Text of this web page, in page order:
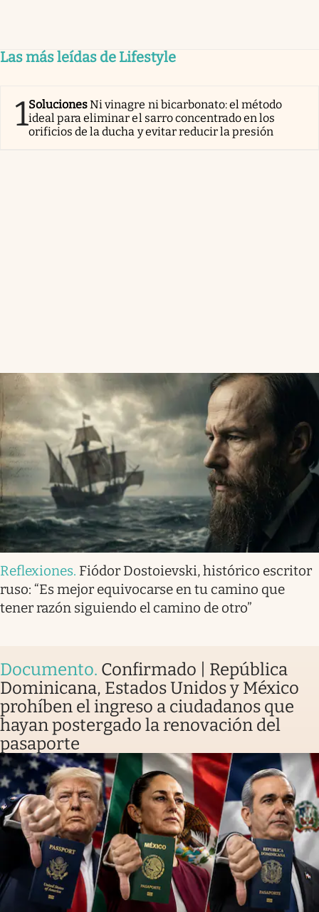
Las más leídas de Lifestyle
1SolucionesNi vinagre ni bicarbonato: el método
ideal para eliminar el sarro concentrado en los
orificios de la ducha y evitar reducir la presión
Reflexiones. Fiódor Dostoievski, histórico escritor
ruso: “Es mejor equivocarse en tu camino que
tener razón siguiendo el camino de otro”
Documento. Confirmado | República
Dominicana, Estados Unidos y México
prohíben el ingreso a ciudadanos que
hayan postergado la renovación del
pasaporte